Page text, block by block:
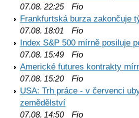
07.08. 22:25 Fio
Frankfurtská burza zakončuje
07.08. 18:01
Fio
Index S&P 500 mírně posiluje
07.08. 15:49 Fio
Americké futures kontrakty
07.08. 15:20 Fio
USA: Trh práce - v červenci
zemědělství
07.08. 14:50 Fio